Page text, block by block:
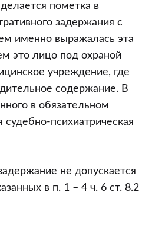
пометка в
задержания с
именно выражалась эта
это лицо под охраной
учреждение, где
содержание. В
в обязательном
судебно-психиатрическая
не допускается
в п. 1 – 4 ч. 6 ст. 8.2